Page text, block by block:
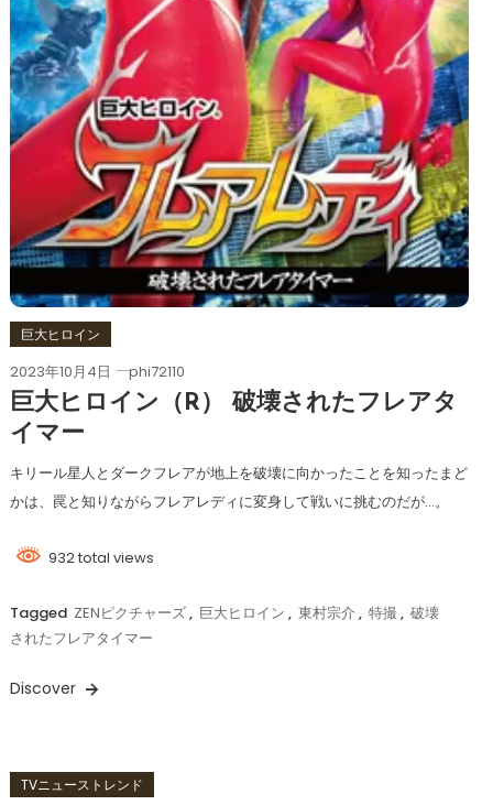
巨大ヒロイン
2023年10月4日 phi72110
巨大ヒロイン（R） 破壊されたフレアタ
イマー
キリール星人とダークフレアが地上を破壊に向かったことを知ったまど
かは、罠と知りながらフレアレディに変身して戦いに挑むのだが…。
932 total views
Tagged ZENピクチャーズ, 巨大ヒロイン , 東村宗介 , 特撮, 破壊
されたフレアタイマー
Discover
TVニューストレンド